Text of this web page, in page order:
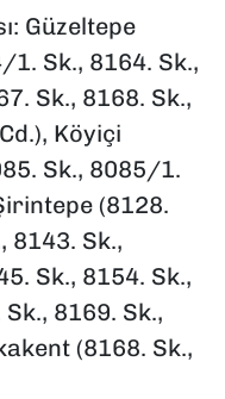
Güzeltepe
1. Sk., 8164. Sk.,
Sk., 8168. Sk.,
Köyiçi
Sk., 8085/1.
(8128.
8143. Sk.,
Sk., 8154. Sk.,
8169. Sk.,
(8168. Sk.,